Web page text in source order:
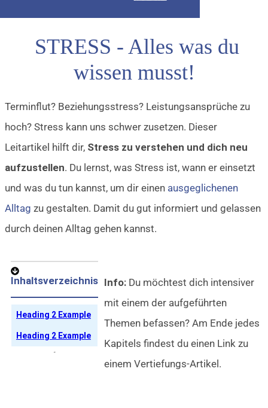
STRESS - Alles was du
wissen musst!
Terminflut? Beziehungsstress? Leistungsansprüche zu
hoch? Stress kann uns schwer zusetzen. Dieser
Leitartikel hilft dir, Stress zu verstehen und dich neu
aufzustellen. Du lernst, was Stress ist, wann er einsetzt
und was du tun kannst, um dir einen ausgeglichenen
Alltag zu gestalten. Damit du gut informiert und gelassen
durch deinen Alltag gehen kannst.
Inhaltsverzeichnis
Heading 2 Example
Heading 2 Example
Info: Du möchtest dich intensiver
mit einem der aufgeführten
Themen befassen? Am Ende jedes
Kapitels findest du einen Link zu
einem Vertiefungs-Artikel.